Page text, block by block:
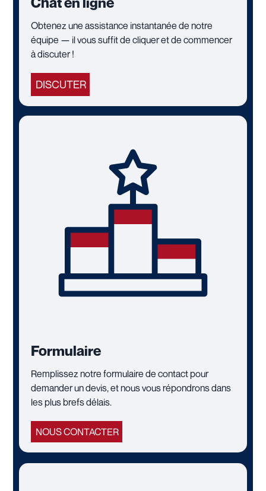
Obtenez une assistance instantanée de notre
équipe — il vous suffit de cliquer et de commencer
à discuter !
DISCUTER
Formulaire
Remplissez notre formulaire de contact pour
demander un devis, et nous vous répondrons dans
les plus brefs délais.
NOUS CONTACTER